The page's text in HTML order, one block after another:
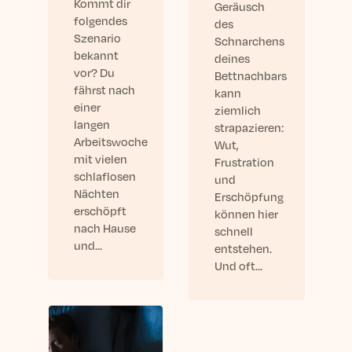
Kommt dir
folgendes
Szenario
bekannt
vor? Du
fährst nach
einer
langen
Arbeitswoche
mit vielen
schlaflosen
Nächten
erschöpft
nach Hause
und…
Geräusch
des
Schnarchens
deines
Bettnachbars
kann
ziemlich
strapazieren:
Wut,
Frustration
und
Erschöpfung
können hier
schnell
entstehen.
Und oft…